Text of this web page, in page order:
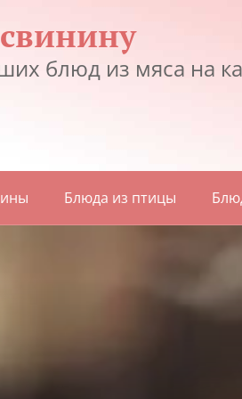
блюд из мяса на
Блюда из птицы